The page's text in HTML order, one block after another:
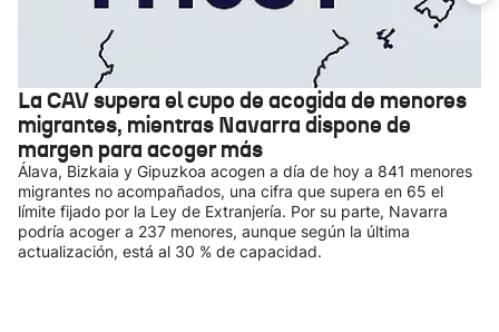
La CAV supera el cupo de acogida de menores
migrantes, mientras Navarra dispone de
margen para acoger más
Álava, Bizkaia y Gipuzkoa acogen a día de hoy a 841 menores
migrantes no acompañados, una cifra que supera en 65 el
límite fijado por la Ley de Extranjería. Por su parte, Navarra
podría acoger a 237 menores, aunque según la última
actualización, está al 30 % de capacidad.